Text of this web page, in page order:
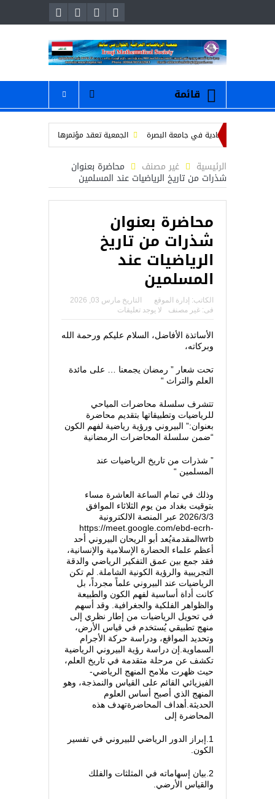
قائمة
الاقتصادية في جامعة البصرة
الجمعية تعقد مؤتمرها الانتخابي للهيئة
الرئيسية غير مصنف محاضرة بعنوان
شذرات من تاريخ الرياضيات عند المسلمين
محاضرة بعنوان
شذرات من تاريخ
الرياضيات عند
المسلمين
الكاتب: إدارة الموقع التاريخ مارس 03, 2026
فى: غير مصنف لا يوجد تعليقات
الأساتذة الأفاضل، السلام عليكم ورحمة الله
وبركاته،
تحت شعار ” رمضان يجمعنا … على مائدة
العلم والتراث “
تتشرف سلسلة محاضرات المياحي
للرياضيات وتطبيقاتها بتقديم محاضرة
بعنوان:” البيروني ورؤية رياضية لفهم الكون
“ضمن سلسلة المحاضرات الرمضانية
” شذرات من تاريخ الرياضيات عند
المسلمين “
وذلك في تمام الساعة العاشرة مساء
بتوقيت بغداد من يوم الثلاثاء الموافق
2026/3/3 عبر المنصة الالكترونية
https://meet.google.com/ebd-ecrh-
wrbالمقدمةيُعد أبو الريحان البيروني أحد
أعظم علماء الحضارة الإسلامية والإنسانية،
فقد جمع بين عمق التفكير الرياضي والدقة
التجريبية والرؤية الكونية الشاملة. لم تكن
الرياضيات عند البيروني علماً مجرداً، بل
كانت أداة أساسية لفهم الكون والطبيعة
والظواهر الفلكية والجغرافية. وقد أسهم
في تحويل الرياضيات من إطار نظري إلى
منهج تطبيقي يُستخدم في قياس الأرض،
وتحديد المواقع، ودراسة حركة الأجرام
السماوية.إن دراسة رؤية البيروني الرياضية
تكشف عن مرحلة متقدمة في تاريخ العلم،
حيث ظهرت ملامح المنهج الرياضي-
الفيزيائي القائم على القياس والنمذجة، وهو
المنهج الذي أصبح أساس العلوم
الحديثة.أهداف المحاضرةتهدف هذه
المحاضرة إلى
1.إبراز الدور الرياضي للبيروني في تفسير
الكون.
2.بيان إسهاماته في المثلثات والفلك
والقياس الأرضي.